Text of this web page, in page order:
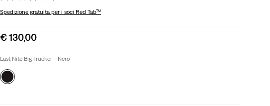
Spedizione gratuita per i soci Red Tab™
Sale
is
€ 130,00
Last Nite Big Trucker - Nero